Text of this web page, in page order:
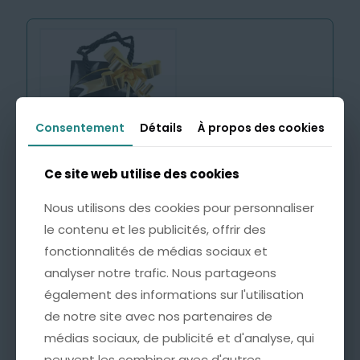
Carte Personnalisée
4,99€
Cette option est idéale pour offrir un bijou
accompagné d’un mot doux, à l’occasion d’un
anniversaire, d’une fête ou de tout autre moment
important.
* Une pochette soignée, ornée d’un nœud doré
Consentement Détails À propos des cookies
Ce site web utilise des cookies
Nous utilisons des cookies pour personnaliser
le contenu et les publicités, offrir des
fonctionnalités de médias sociaux et
analyser notre trafic. Nous partageons
également des informations sur l'utilisation
de notre site avec nos partenaires de
médias sociaux, de publicité et d'analyse, qui
Consentement Détails À propos des cookies
Ce site web utilise des cookies
Nous utilisons des cookies pour personnaliser
le contenu et les publicités, offrir des
fonctionnalités de médias sociaux et
analyser notre trafic. Nous partageons
également des informations sur l'utilisation
de notre site avec nos partenaires de
médias sociaux, de publicité et d'analyse, qui